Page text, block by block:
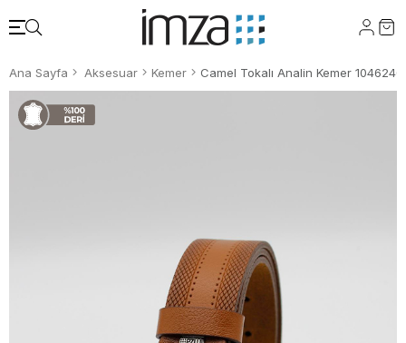
Ana Sayfa Aksesuar Kemer Camel Tokalı Analin Kemer